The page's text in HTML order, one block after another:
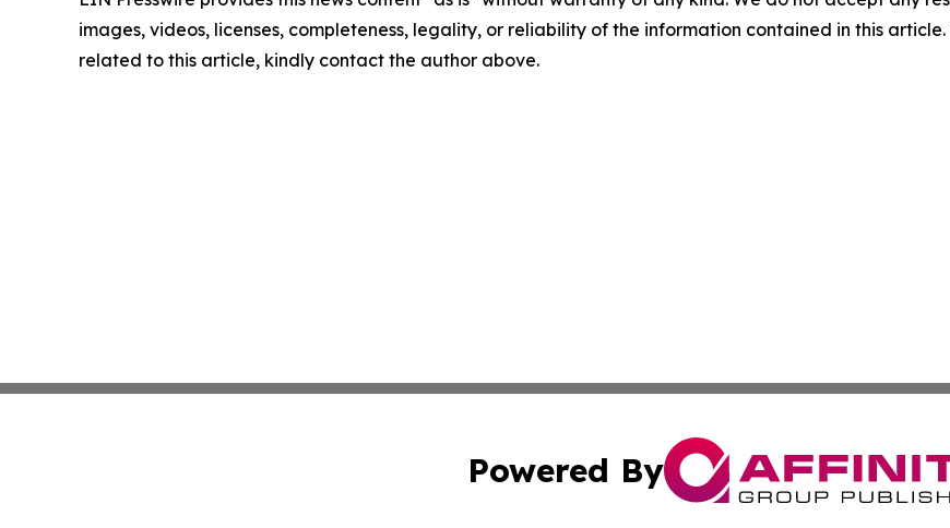
images, videos, licenses, completeness, legality, or reliability of the information contained in this
related to this article, kindly contact the author above.
Powered By